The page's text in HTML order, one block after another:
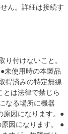
ん。詳細は接続す
り付けないこと。
未使用時の本製品
得済みの特定無線
とは法律で禁じら
なる場所に機器
原因になります。●
因になります。 ●